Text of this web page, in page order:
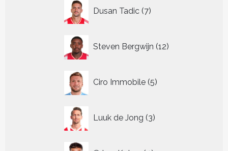
Dusan Tadic 7
producten
Steven Bergwijn 12
producten
Ciro Immobile 5
producten
Luuk de Jong 3
producten